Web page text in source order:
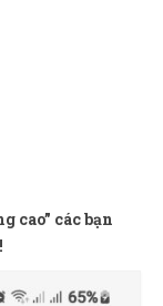
cao” các bạn